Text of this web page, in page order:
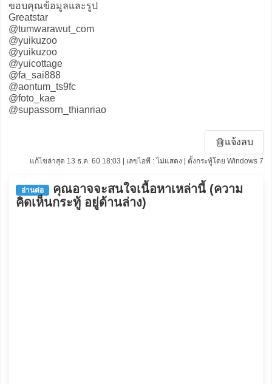
ขอบคุณข้อมูลและรูป
Greatstar
@tumwarawut_com
@yuikuzoo
@yuikuzoo
@yuicottage
@fa_sai888
@aontum_ts9fc
@foto_kae
@supassorn_thianriao
แจ้งลบ
แก้ไขล่าสุด 13 ธ.ค. 60 18:03 | เลขไอพี : ไม่แสดง | ตั้งกระทู้โดย Windows 7
อ่านต่อ
คุณอาจจะสนใจเนื้อหาเหล่านี้ (ความ
คิดเห็นกระทู้ อยู่ด้านล่าง)